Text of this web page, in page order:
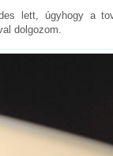
lett, úgyhogy a
dolgozom.